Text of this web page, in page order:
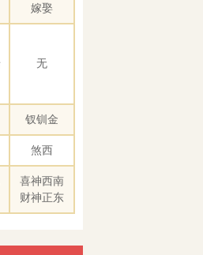
嫁娶
无
钗钏金
煞西
喜神西南
财神正东